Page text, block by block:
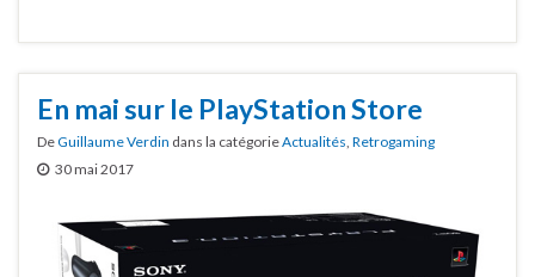
En mai sur le PlayStation Store
DeGuillaume Verdin dans la catégorieActualités, Retrogaming
30 mai 2017